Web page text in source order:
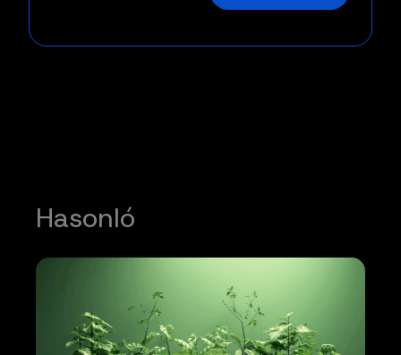
Hasonló